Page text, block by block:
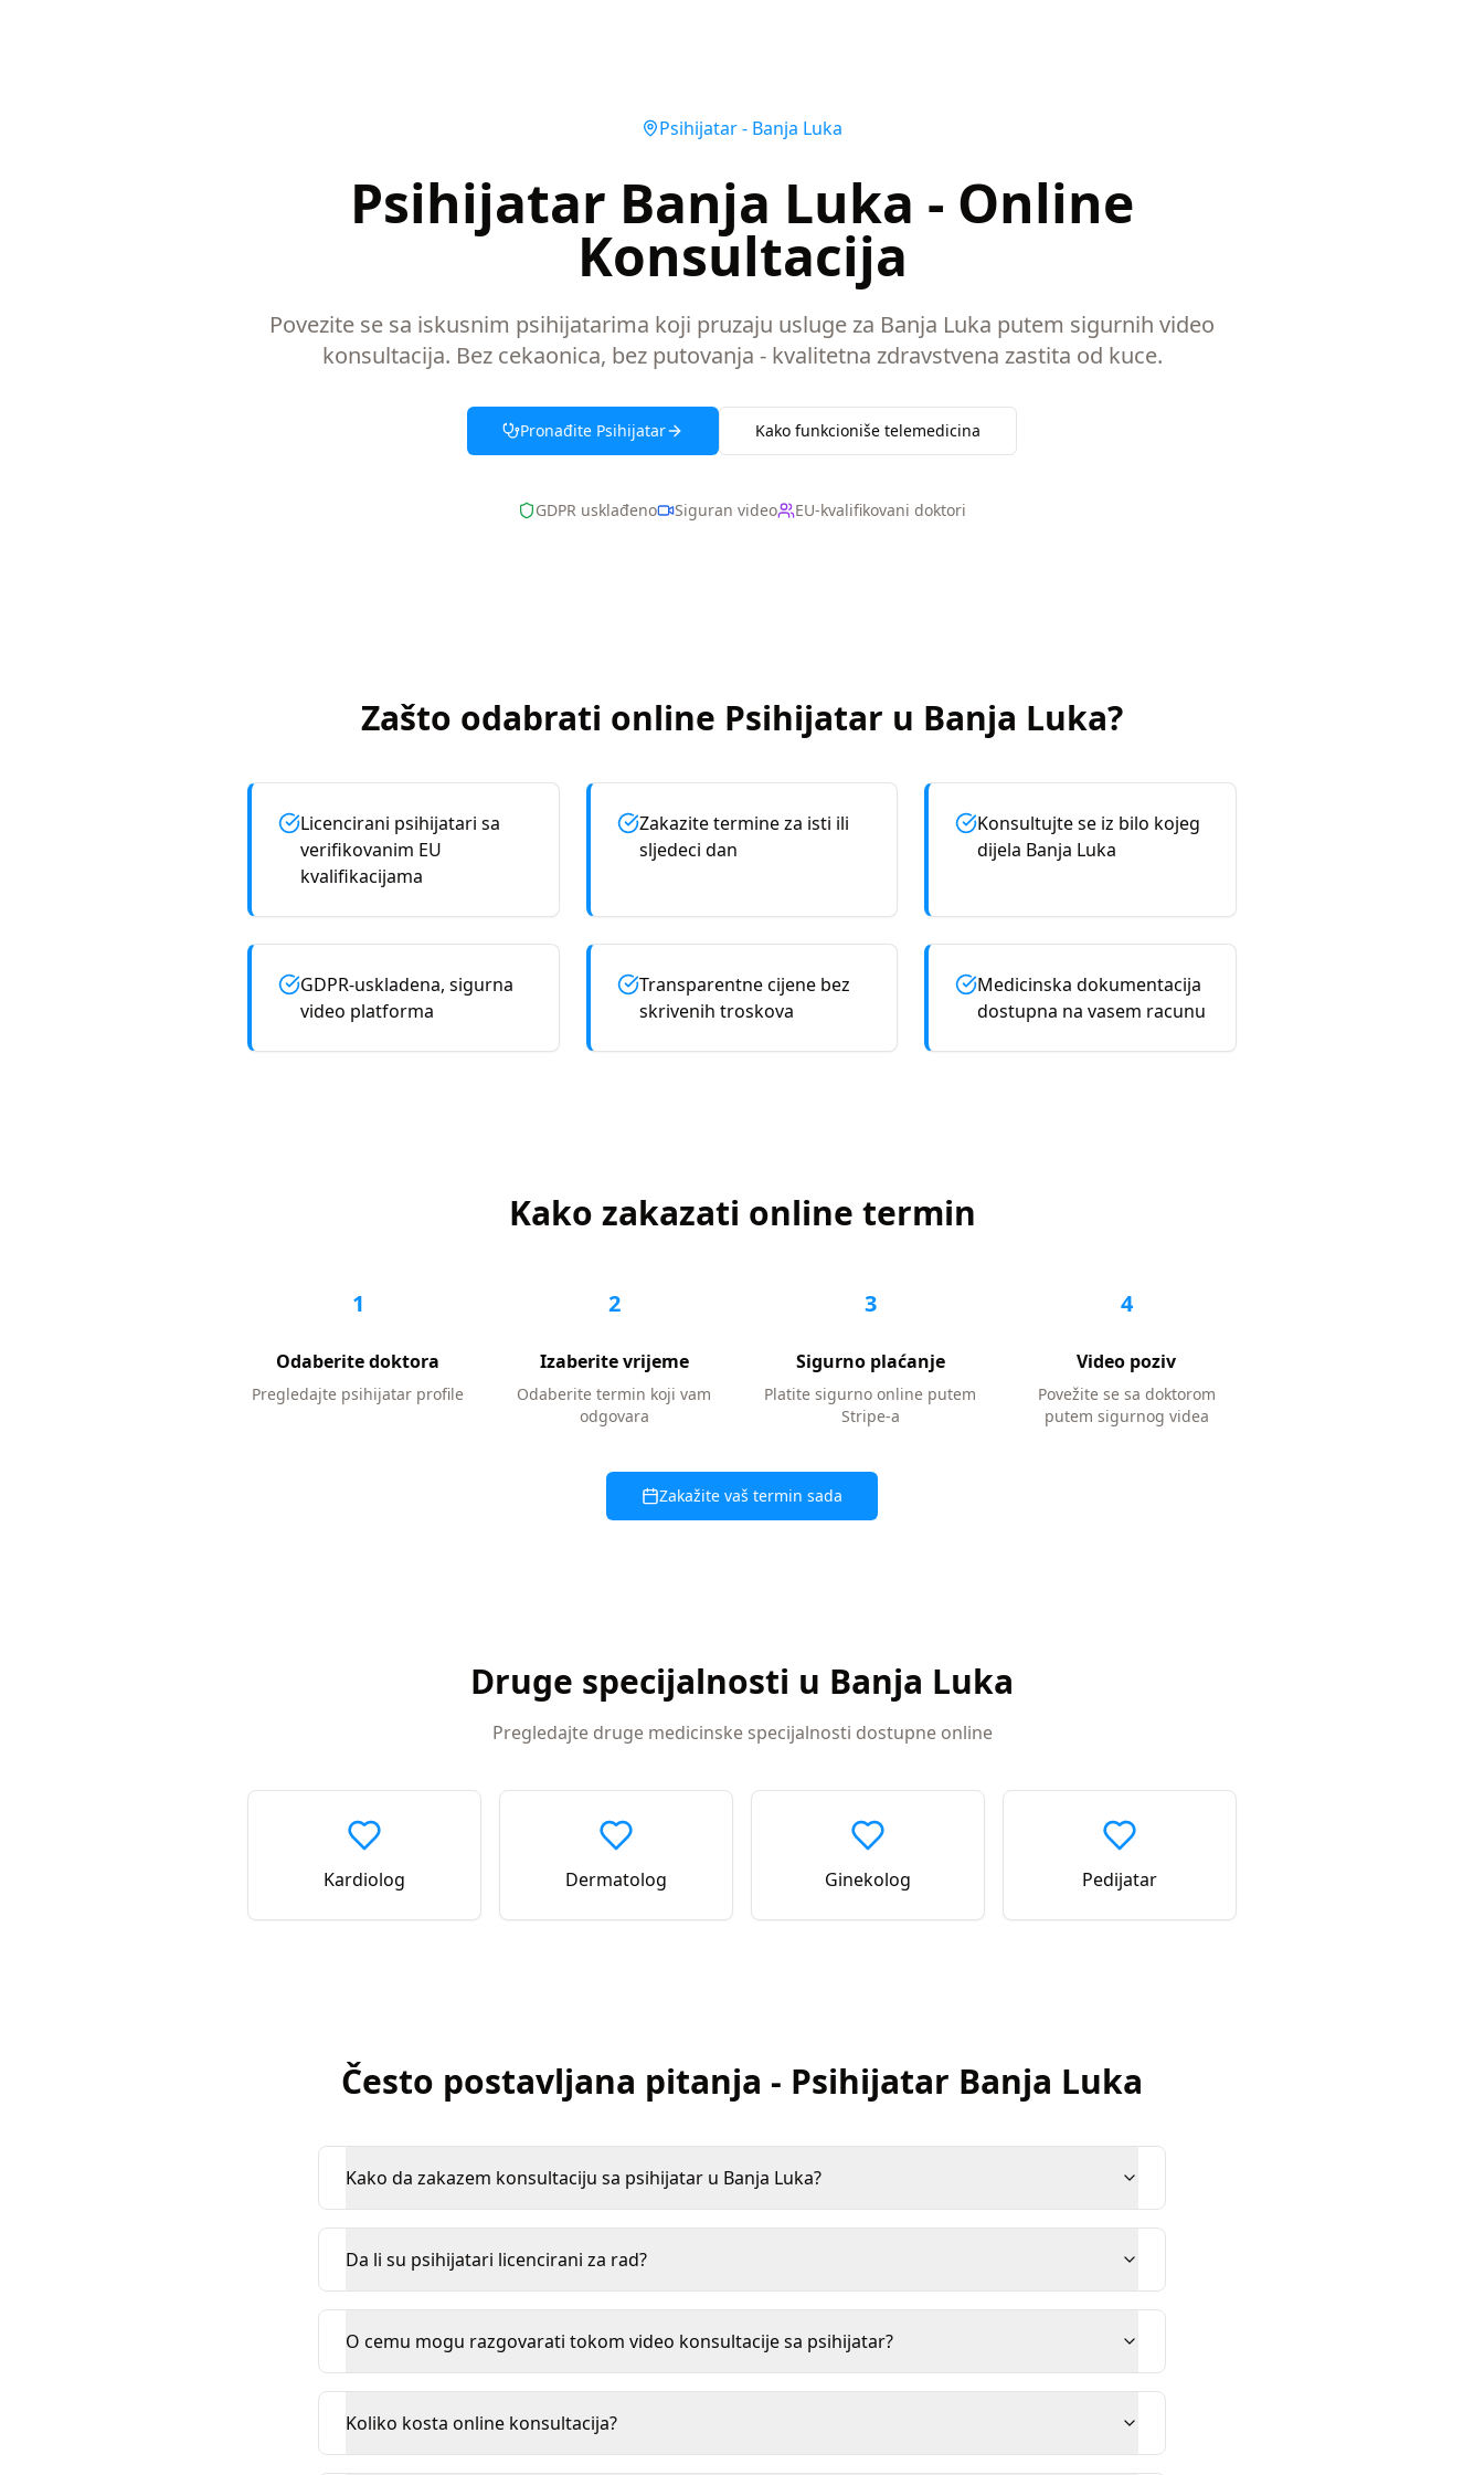
Psihijatar- Banja Luka
Psihijatar Banja Luka - Online
Konsultacija
Povezite se sa iskusnim psihijatarima koji pruzaju usluge za Banja Luka putem sigurnih video
konsultacija. Bez cekaonica, bez putovanja - kvalitetna zdravstvena zastita od kuce.
Pronađite Psihijatar Kako funkcioniše telemedicina
GDPR usklađeno Siguran video EU-kvalifikovani doktori
Zašto odabrati online Psihijatar u Banja Luka?
Licencirani psihijatari sa
verifikovanim EU
kvalifikacijama
Zakazite termine za isti ili
sljedeci dan
Konsultujte se iz bilo kojeg
dijela Banja Luka
GDPR-uskladena, sigurna
video platforma
Transparentne cijene bez
skrivenih troskova
Medicinska dokumentacija
dostupna na vasem racunu
Kako zakazati online termin
1
Odaberite doktora
Pregledajte psihijatar profile
2
Izaberite vrijeme
Odaberite termin koji vam
odgovara
3
Sigurno plaćanje
Platite sigurno online putem
Stripe-a
4
Video poziv
Povežite se sa doktorom
putem sigurnog videa
Zakažite vaš termin sada
Druge specijalnosti u Banja Luka
Pregledajte druge medicinske specijalnosti dostupne online
Kardiolog Dermatolog Ginekolog Pedijatar
Često postavljana pitanja - Psihijatar Banja Luka
Kako da zakazem konsultaciju sa psihijatar u Banja Luka?
Da li su psihijatari licencirani za rad?
O cemu mogu razgovarati tokom video konsultacije sa psihijatar?
Koliko kosta online konsultacija?